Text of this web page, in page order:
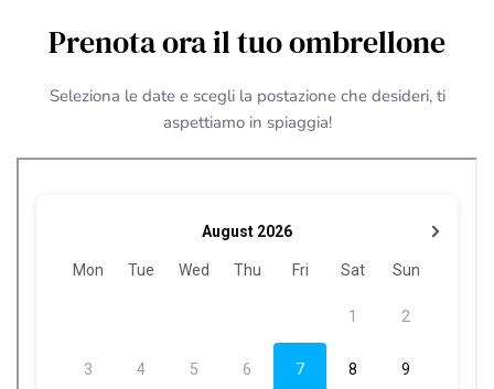
Prenota ora il tuo ombrellone
Seleziona le date e scegli la postazione che desideri, ti
aspettiamo in spiaggia!